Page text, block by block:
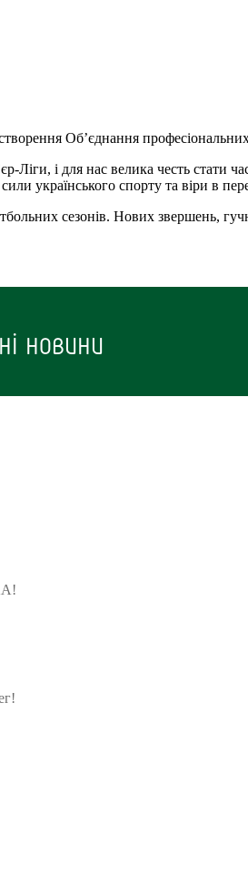
Об’єднання
і для нас велика честь стати
українського спорту та віри в
сезонів. Нових звершень,
новини